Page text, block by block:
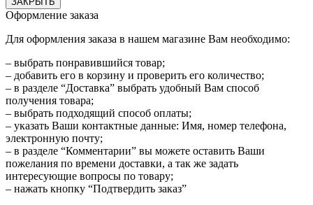
Оформление заказа
Для оформления заказа в нашем магазине Вам необходимо:
– выбрать понравившийся товар;
– добавить его в корзину и проверить его количество;
– в разделе “Доставка” выбрать удобный Вам способ
получения товара;
– выбрать подходящий способ оплаты;
– указать Ваши контактные данные: Имя, номер телефона,
электронную почту;
– в разделе “Комментарии” вы можете оставить Ваши
пожелания по времени доставки, а так же задать
интересующие вопросы по товару;
– нажать кнопку “Подтвердить заказ”